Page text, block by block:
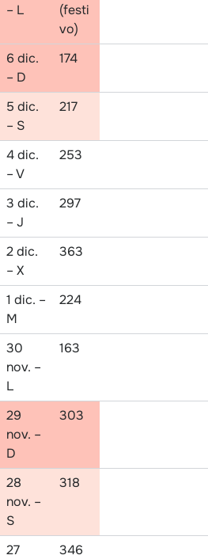
– L
(festi
vo)
6 dic.
– D
174
5 dic.
– S
217
4 dic.
– V
253
3 dic.
– J
297
2 dic.
– X
363
1 dic. –
M
224
30
nov. –
L
163
29
nov. –
D
303
28
nov. –
S
318
27
346